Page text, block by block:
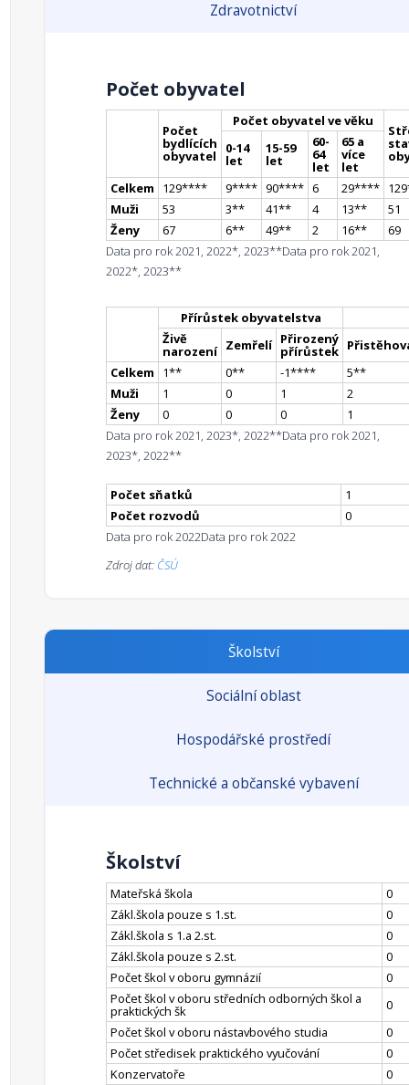
Zdravotnictví
Počet obyvatel
Počet
bydlících
obyvatel
Počet obyvatel ve věku
0-14
let
15-59
let
60-
64
let
65 a
více
let
Celkem
129**** 9**** 90**** 6 29**** 129
Muži
53 3** 41** 4 13**
51
Ženy
67 6** 49** 2 16**
69
Data pro rok 2021, 2022*, 2023**Data pro rok 2021,
2022*, 2023**
Přírůstek obyvatelstva
Živě
narození Zemřelí Přirozený
přírůstek
Celkem
1** 0** -1**** 5**
Muži
1 0 1
2
Ženy
0 0 0
1
Data pro rok 2021, 2023*, 2022**Data pro rok 2021,
2023*, 2022**
Počet sňatků
1
Počet rozvodů
0
Data pro rok 2022Data pro rok 2022
Zdroj dat: ČSÚ
Školství
Sociální oblast
Hospodářské prostředí
Technické a občanské vybavení
Školství
Mateřská škola
0
Zákl.škola pouze s 1.st.
0
Zákl.škola s 1.a 2.st.
0
Zákl.škola pouze s 2.st.
0
Počet škol v oboru gymnázií
0
Počet škol v oboru středních odborných škol a
praktických šk
0
Počet škol v oboru nástavbového studia
0
Počet středisek praktického vyučování
0
Konzervatoře
0